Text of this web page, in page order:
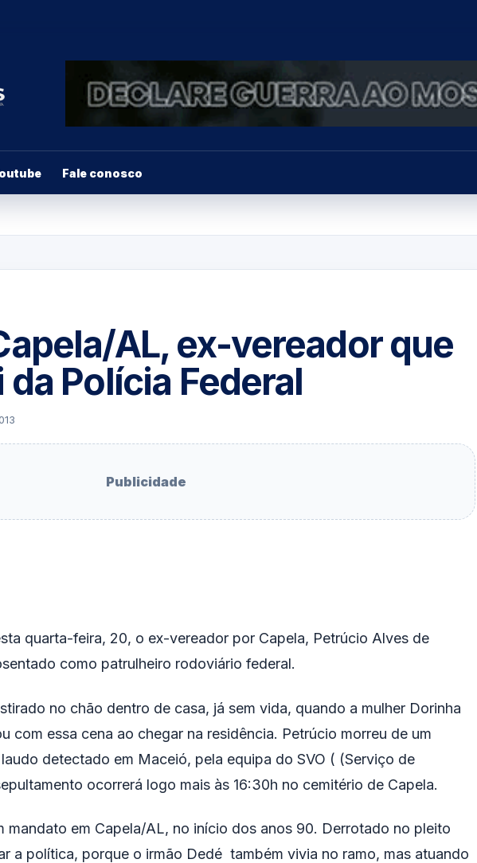
Fale conosco
AL, ex-vereador que
Polícia Federal
Publicidade
quarta-feira, 20, o ex-vereador por Capela, Petrúcio Alves de
como patrulheiro rodoviário federal.
no chão dentro de casa, já sem vida, quando a mulher Dorinha
com essa cena ao chegar na residência. Petrúcio morreu de um
detectado em Maceió, pela equipa do SVO ( (Serviço de
ocorrerá logo mais às 16:30h no cemitério de Capela.
mandato em Capela/AL, no início dos anos 90. Derrotado no pleito
a política, porque o irmão Dedé também vivia no ramo, mas atuando